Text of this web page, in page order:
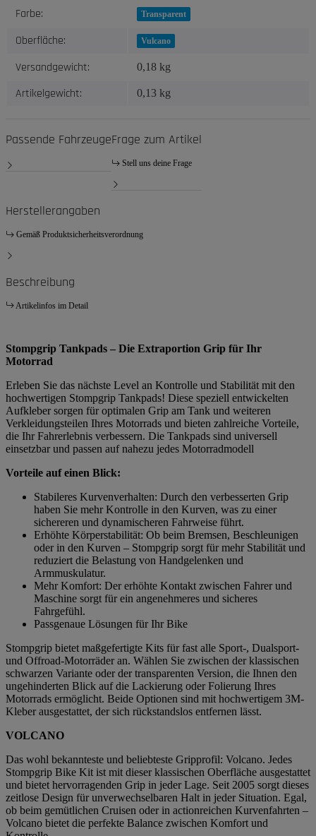
Produkteigenschaft
Wert
Farbe: Transparent
Oberfläche: Vulcano
Versandgewicht: 0,18 kg
Artikelgewicht: 0,13 kg
Passende FahrzeugeFrage zum Artikel
Stell uns deine Frage
Herstellerangaben
Gemäß Produktsicherheitsverordnung
Beschreibung
Artikelinfos im Detail
Stompgrip Tankpads – Die Extraportion Grip für Ihr
Motorrad
Erleben Sie das nächste Level an Kontrolle und Stabilität mit den
hochwertigen Stompgrip Tankpads! Diese speziell entwickelten
Aufkleber sorgen für optimalen Grip am Tank und weiteren
Verkleidungsteilen Ihres Motorrads und bieten zahlreiche Vorteile,
die Ihr Fahrerlebnis verbessern. Die Tankpads sind universell
einsetzbar und passen auf nahezu jedes Motorradmodell
Vorteile auf einen Blick:
Stabileres Kurvenverhalten: Durch den verbesserten Grip
haben Sie mehr Kontrolle in den Kurven, was zu einer
sichereren und dynamischeren Fahrweise führt.
Erhöhte Körperstabilität: Ob beim Bremsen, Beschleunigen
oder in den Kurven – Stompgrip sorgt für mehr Stabilität und
reduziert die Belastung von Handgelenken und
Armmuskulatur.
Mehr Komfort: Der erhöhte Kontakt zwischen Fahrer und
Maschine sorgt für ein angenehmeres und sicheres
Fahrgefühl.
Passgenaue Lösungen für Ihr Bike
Stompgrip bietet maßgefertigte Kits für fast alle Sport-, Dualsport-
und Offroad-Motorräder an. Wählen Sie zwischen der klassischen
schwarzen Variante oder der transparenten Version, die Ihnen den
ungehinderten Blick auf die Lackierung oder Folierung Ihres
Motorrads ermöglicht. Beide Optionen sind mit hochwertigem 3M-
Kleber ausgestattet, der sich rückstandslos entfernen lässt.
VOLCANO
Das wohl bekannteste und beliebteste Gripprofil: Volcano. Jedes
Stompgrip Bike Kit ist mit dieser klassischen Oberfläche ausgestattet
und bietet hervorragenden Grip in jeder Lage. Seit 2005 sorgt dieses
zeitlose Design für unverwechselbaren Halt in jeder Situation. Egal,
ob beim gemütlichen Cruisen oder in actionreichen Kurvenfahrten –
Volcano bietet die perfekte Balance zwischen Komfort und